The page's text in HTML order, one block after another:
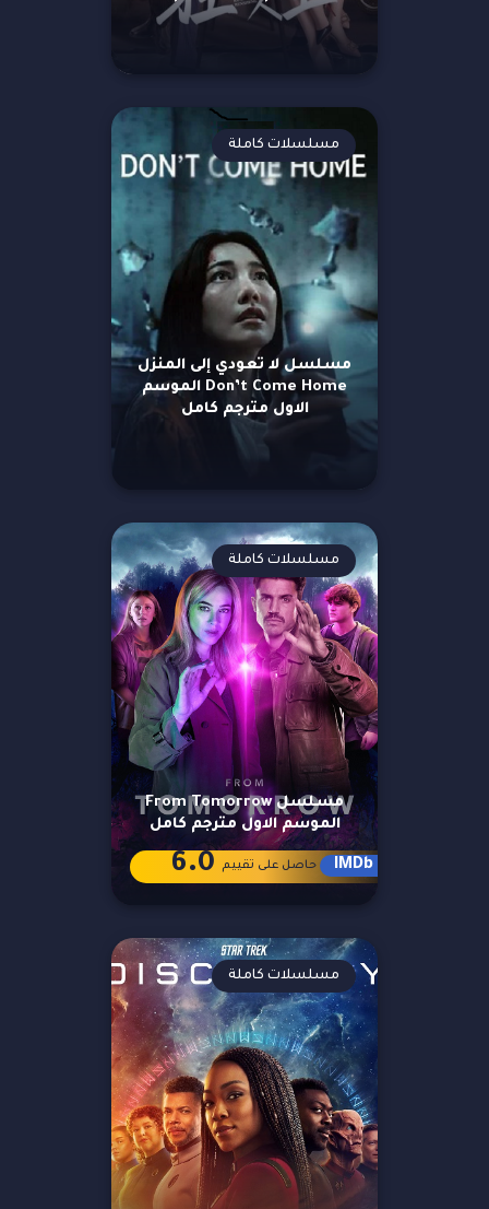
مسلسل لا تعودي إلى المنزل
Don’t Come Home الموسم
الاول مترجم كامل
مسلسلات كاملة
مسلسل From Tomorrow
الموسم الاول مترجم كامل
مسلسلات كاملة
IMDb حاصل على تقييم 6.0
مسلسلات كاملة